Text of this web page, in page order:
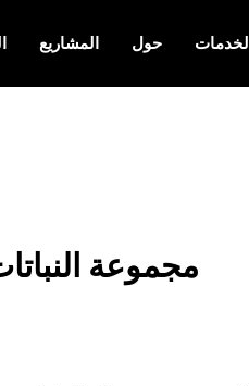
المشاريع حول الخدمات
مجموعة